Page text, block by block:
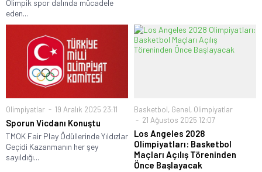
Olimpik spor dalında mücadele
eden...
Olimpiyatlar 19 Aralık 2025 23:11
Sporun Vicdanı Konuştu
TMOK Fair Play Ödüllerinde Yıldızlar
Geçidi Kazanmanın her şey
sayıldığı...
Basketbol, Genel, Olimpiyatlar
21 Ağustos 2025 12:07
Los Angeles 2028
Olimpiyatları: Basketbol
Maçları Açılış Töreninden
Önce Başlayacak